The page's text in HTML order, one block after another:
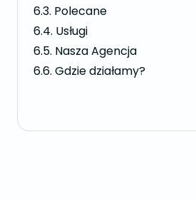
Polecane
Usługi
Nasza Agencja
Gdzie działamy?